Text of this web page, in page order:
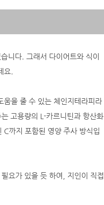
니다. 그래서 다이어트와 식이
.
움을 줄 수 있는 체인지테라피라
고용량의 L-카르니틴과 항산화
까지 포함된 영양 주사 방식입
요가 있을 듯 하여, 지인이 직접